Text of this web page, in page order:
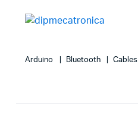
Arduino Bluetooth Cables